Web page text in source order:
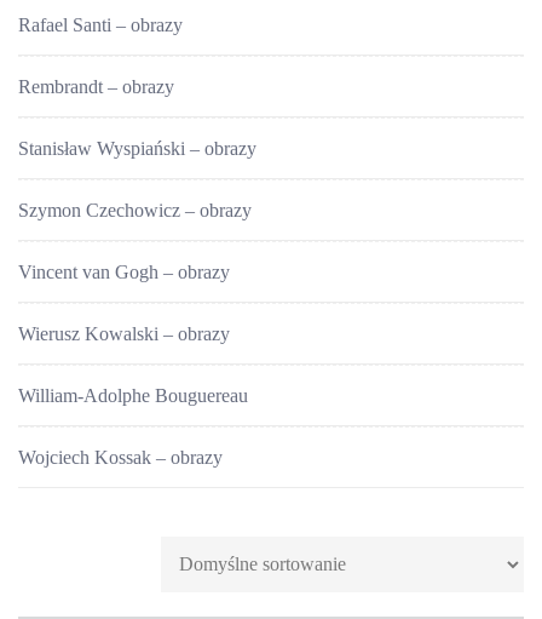
Rafael Santi – obrazy
Rembrandt – obrazy
Stanisław Wyspiański – obrazy
Szymon Czechowicz – obrazy
Vincent van Gogh – obrazy
Wierusz Kowalski – obrazy
William-Adolphe Bouguereau
Wojciech Kossak – obrazy